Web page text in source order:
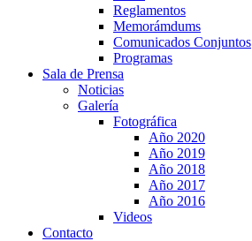
Reglamentos
Memorámdums
Comunicados Conjuntos
Programas
Sala de Prensa
Noticias
Galería
Fotográfica
Año 2020
Año 2019
Año 2018
Año 2017
Año 2016
Videos
Contacto